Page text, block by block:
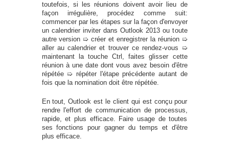
toutefois, si les réunions doivent avoir lieu de
façon irrégulière, procédez comme suit:
commencer par les étapes sur la façon d'envoyer
un calendrier inviter dans Outlook 2013 ou toute
autre version ➯ créer et enregistrer la réunion ➯
aller au calendrier et trouver ce rendez-vous ➯
maintenant la touche Ctrl, faites glisser cette
réunion à une date dont vous avez besoin d'être
répétée ➯ répéter l'étape précédente autant de
fois que la nomination doit être répétée.
En tout, Outlook est le client qui est conçu pour
rendre l'effort de communication de processus,
rapide, et plus efficace. Faire usage de toutes
ses fonctions pour gagner du temps et d'être
plus efficace.